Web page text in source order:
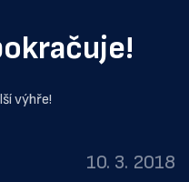
výhře!
10. 3. 2018